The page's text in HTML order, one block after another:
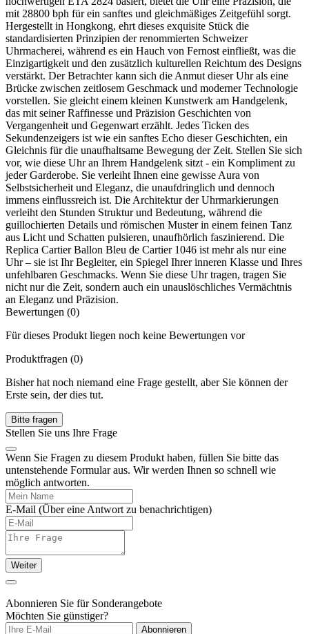
mit 28800 bph für ein sanftes und gleichmäßiges Zeitgefühl sorgt.
Hergestellt in Hongkong, ehrt dieses exquisite Stück die
standardisierten Prinzipien der renommierten Schweizer
Uhrmacherei, während es ein Hauch von Fernost einfließt, was die
Einzigartigkeit und den zusätzlich kulturellen Reichtum des Designs
verstärkt. Der Betrachter kann sich die Anmut dieser Uhr als eine
Brücke zwischen zeitlosem Geschmack und moderner Technologie
vorstellen. Sie gleicht einem kleinen Kunstwerk am Handgelenk,
das mit seiner Raffinesse und Präzision Geschichten von
Vergangenheit und Gegenwart erzählt. Jedes Ticken des
Sekundenzeigers ist wie ein sanftes Echo dieser Geschichten, ein
Gleichnis für die unaufhaltsame Bewegung der Zeit. Stellen Sie sich
vor, wie diese Uhr an Ihrem Handgelenk sitzt - ein Kompliment zu
jeder Garderobe. Sie verleiht Ihnen eine gewisse Aura von
Selbstsicherheit und Eleganz, die unaufdringlich und dennoch
immens einflussreich ist. Die Architektur der Uhrmarkierungen
verleiht den Stunden Struktur und Bedeutung, während die
guillochierten Details und römischen Muster in einem feinen Tanz
aus Licht und Schatten pulsieren, unaufhörlich faszinierend. Die
Replica Cartier Ballon Bleu de Cartier 1046 ist mehr als nur eine
Uhr – sie ist Ihr Begleiter, ein Spiegel Ihrer inneren Klasse und Ihres
unfehlbaren Geschmacks. Wenn Sie diese Uhr tragen, tragen Sie
nicht nur die Zeit, sondern auch ein unauslöschliches Vermächtnis
an Eleganz und Präzision.
Bewertungen (0)
Für dieses Produkt liegen noch keine Bewertungen vor
Produktfragen (0)
Bisher hat noch niemand eine Frage gestellt, aber Sie können der
Erste sein, der dies tut.
Bitte fragen
Stellen Sie uns Ihre Frage
Wenn Sie Fragen zu diesem Produkt haben, füllen Sie bitte das
untenstehende Formular aus. Wir werden Ihnen so schnell wie
möglich antworten.
E-Mail (Über eine Antwort zu benachrichtigen)
Weiter
Abonnieren Sie für Sonderangebote
Möchten Sie günstiger?
Abonnieren